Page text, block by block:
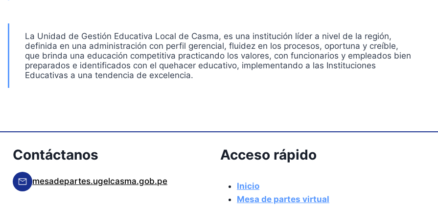
La Unidad de Gestión Educativa Local de Casma, es una institución líder a nivel de la región,
definida en una administración con perfil gerencial, fluidez en los procesos, oportuna y creíble,
que brinda una educación competitiva practicando los valores, con funcionarios y empleados bien
preparados e identificados con el quehacer educativo, implementando a las Instituciones
Educativas a una tendencia de excelencia.
Contáctanos
mesadepartes.ugelcasma.gob.pe
Acceso rápido
Inicio
Mesa de partes virtual